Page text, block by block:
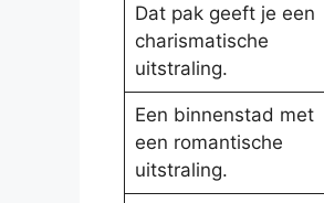
Dat pak geeft je een
charismatische
uitstraling.
Een binnenstad met
een romantische
uitstraling.